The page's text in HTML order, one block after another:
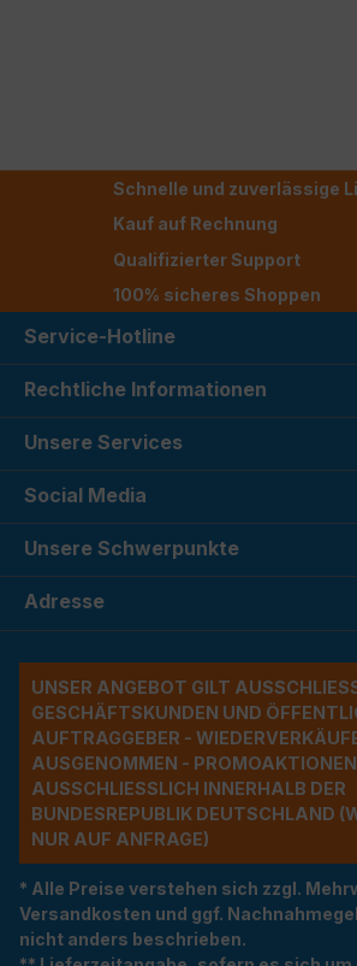
Schnelle und zuverlässige
Kauf auf Rechnung
Qualifizierter Support
100% sicheres Shoppen
Service-Hotline
Rechtliche Informationen
Unsere Services
Social Media
Unsere Schwerpunkte
Adresse
UNSER ANGEBOT GILT
ESCHÄFTSKUNDEN UND
UFTRAGGEBER -
USGENOMMEN - PROMOAKTIONEN
USSCHLIESSLICH INNERHALB DER BU
NDESREPUBLIK DEUTSCHLAND
R AUF ANFRAGE)
* Alle Preise verstehen sich zzgl.
Versandkosten und ggf.
nicht anders beschrieben.